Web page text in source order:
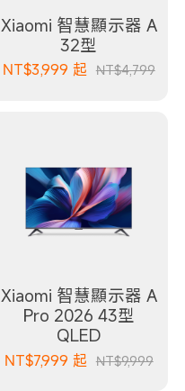
Xiaomi 智慧顯示器 A
32型
NT$3,999 起 NT$4,799
Xiaomi 智慧顯示器 A
Pro 2026 43型
QLED
NT$7,999 起 NT$9,999